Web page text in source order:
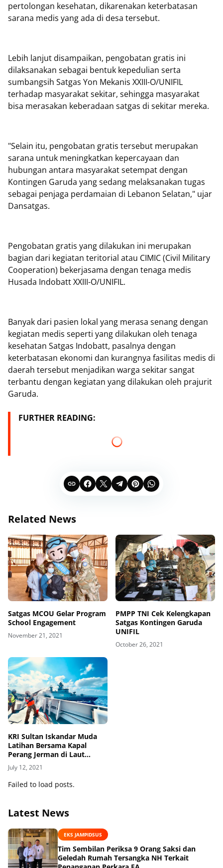
pertolongan kesehatan, dikarenakan keterbatasan
sarana medis yang ada di desa tersebut.
Lebih lanjut disampaikan, pengobatan gratis ini
dilaksanakan sebagai bentuk kepedulian serta
sumbangsih Satgas Yon Mekanis XXIII-O/UNIFIL
terhadap masyarakat sekitar, sehingga masyarakat
bisa merasakan keberadaan satgas di sekitar mereka.
"Selain itu, pengobatan gratis tersebut merupakan
sarana untuk meningkatkan kepercayaan dan
hubungan antara masyarakat setempat dengan
Kontingen Garuda yang sedang melaksanakan tugas
sebagai penjaga perdamaian di Lebanon Selatan," ujar
Dansatgas.
Pengobatan gratis yang dilakukan ini merupakan
bagian dari kegiatan teritorial atau CIMIC (Civil Military
Cooperation) bekerjasama dengan tenaga medis
Husada Indobatt XXIII-O/UNIFIL.
Banyak dari pasien lokal yang merasa senang dengan
kegiatan medis seperti yang dilakukan oleh tenaga
kesehatan Satgas Indobatt, pasalnya dengan
keterbatasan ekonomi dan kurangnya fasilitas medis di
daerah tersebut menjadikan warga sekitar sangat
terbantu dengan kegiatan yang dilakukan oleh prajurit
Garuda.
FURTHER READING:
Related News
Satgas MCOU Gelar Program
School Engagement
November 21, 2021
PMPP TNI Cek Kelengkapan
Satgas Kontingen Garuda
UNIFIL
October 26, 2021
KRI Sultan Iskandar Muda
Latihan Bersama Kapal
Perang Jerman di Laut
Mediterania
July 12, 2021
Failed to load posts.
Latest News
EKS JAMPIDSUS
Tim Sembilan Periksa 9 Orang Saksi dan
Geledah Rumah Tersangka NH Terkait